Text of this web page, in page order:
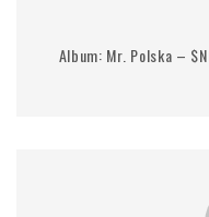
Album: Mr. Polska –